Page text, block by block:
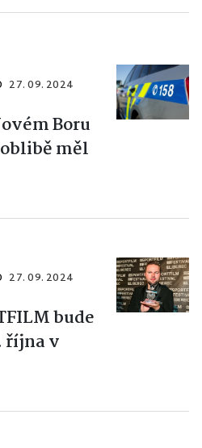
27. 09. 2024
Boru
měl
27. 09. 2024
bude
října v